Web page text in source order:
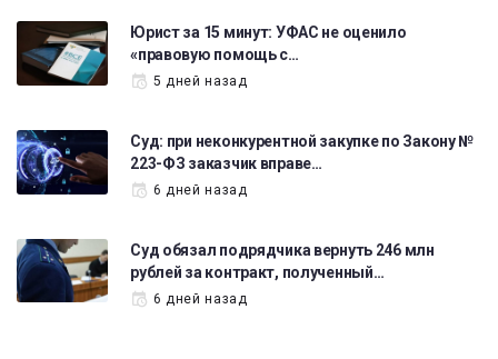
Юрист за 15 минут: УФАС не оценило
«правовую помощь с…
5 дней назад
Суд: при неконкурентной закупке по Закону №
223-ФЗ заказчик вправе…
6 дней назад
Суд обязал подрядчика вернуть 246 млн
рублей за контракт, полученный…
6 дней назад